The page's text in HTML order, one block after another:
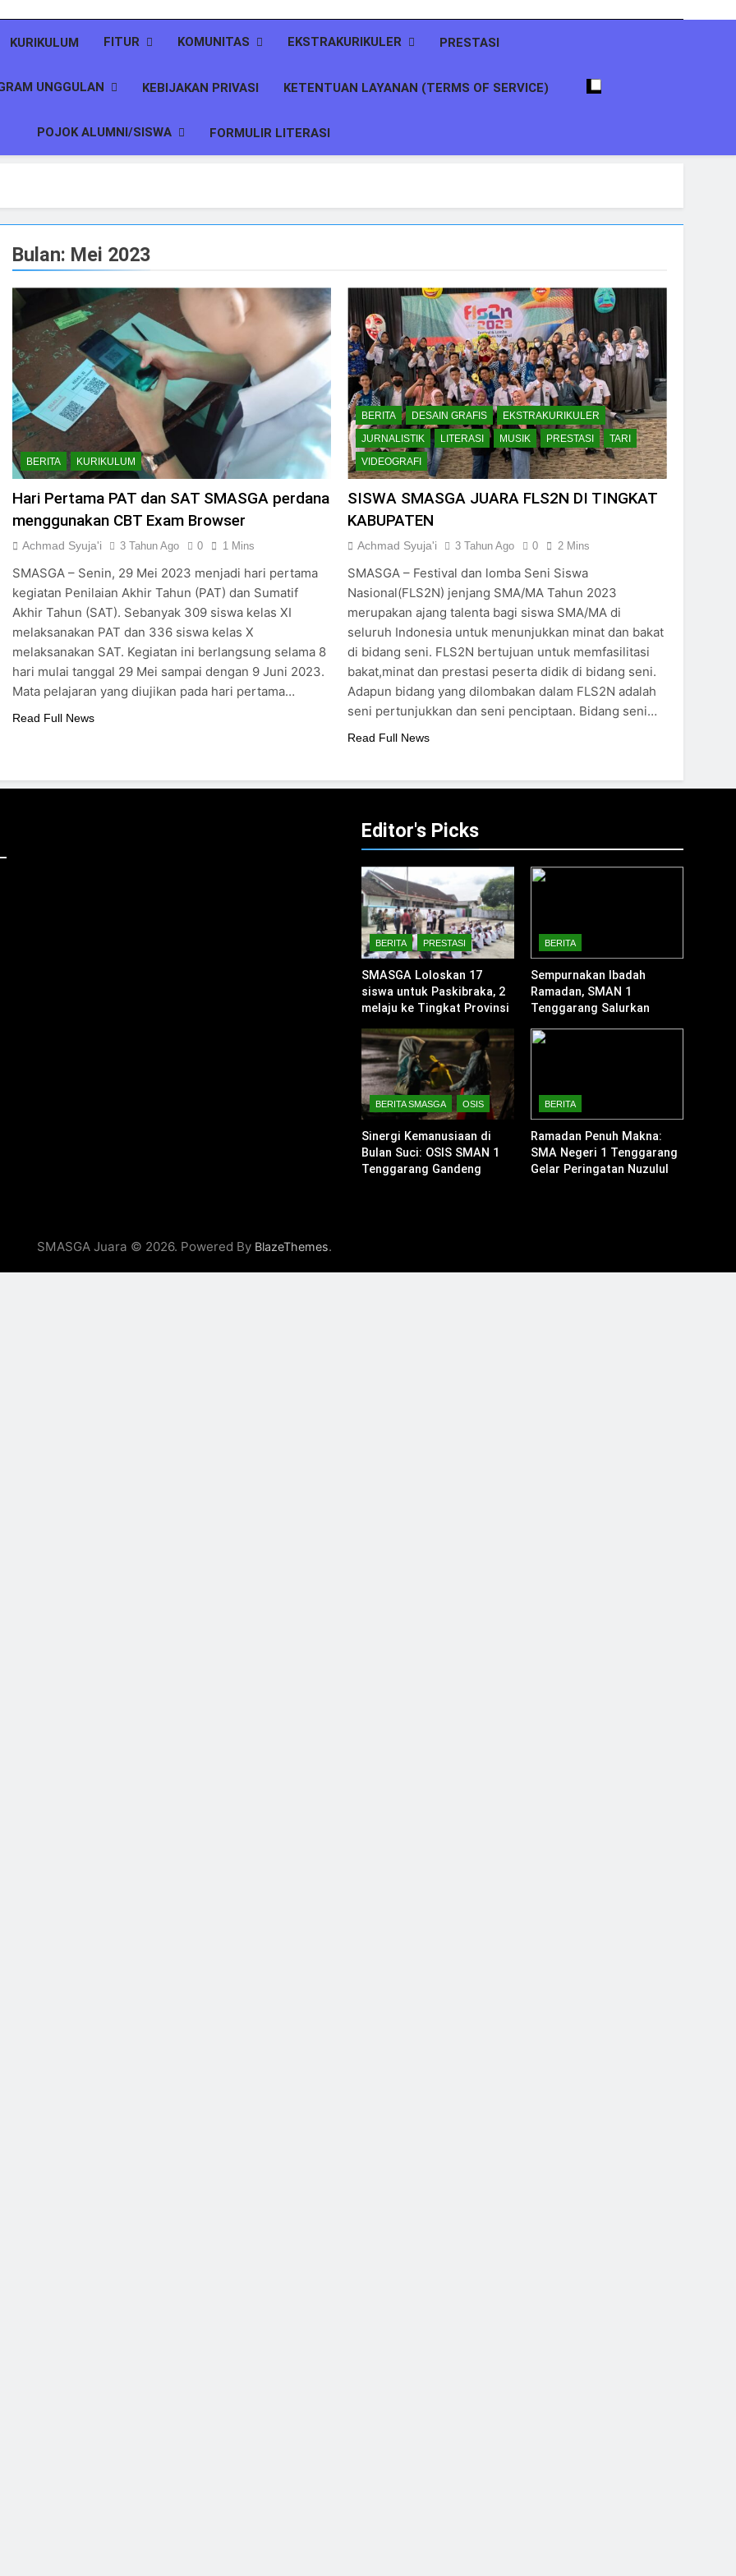
KURIKULUM FITUR KOMUNITAS EKSTRAKURIKULER PRESTASI
UNGGULAN KEBIJAKAN PRIVASI KETENTUAN LAYANAN (TERMS OF SERVICE)
POJOK ALUMNI/SISWA FORMULIR LITERASI
Bulan: Mei 2023
BERITA KURIKULUM
Hari Pertama PAT dan SAT SMASGA perdana
menggunakan CBT Exam Browser
Achmad Syuja'i 3 Tahun Ago 0 1 Mins
SMASGA – Senin, 29 Mei 2023 menjadi hari pertama
kegiatan Penilaian Akhir Tahun (PAT) dan Sumatif
Akhir Tahun (SAT). Sebanyak 309 siswa kelas XI
melaksanakan PAT dan 336 siswa kelas X
melaksanakan SAT. Kegiatan ini berlangsung selama 8
hari mulai tanggal 29 Mei sampai dengan 9 Juni 2023.
Mata pelajaran yang diujikan pada hari pertama…
Read Full News
BERITA DESAIN GRAFIS
EKSTRAKURIKULER
JURNALISTIK
LITERASI MUSIK PRESTASI
TARI
VIDEOGRAFI
SISWA SMASGA JUARA FLS2N DI TINGKAT
KABUPATEN
Achmad Syuja'i 3 Tahun Ago 0 2 Mins
SMASGA – Festival dan lomba Seni Siswa
Nasional(FLS2N) jenjang SMA/MA Tahun 2023
merupakan ajang talenta bagi siswa SMA/MA di
seluruh Indonesia untuk menunjukkan minat dan bakat
di bidang seni. FLS2N bertujuan untuk memfasilitasi
bakat,minat dan prestasi peserta didik di bidang seni.
Adapun bidang yang dilombakan dalam FLS2N adalah
seni pertunjukkan dan seni penciptaan. Bidang seni…
Read Full News
Editor's Picks
BERITA PRESTASI
SMASGA Loloskan 17
siswa untuk Paskibraka, 2
melaju ke Tingkat Provinsi
BERITA
Sempurnakan Ibadah
Ramadan, SMAN 1
Tenggarang Salurkan
Sekitar
BERITA SMASGA OSIS
Sinergi Kemanusiaan di
Bulan Suci: OSIS SMAN 1
Tenggarang Gandeng
BERITA
Ramadan Penuh Makna:
SMA Negeri 1 Tenggarang
Gelar Peringatan Nuzulul
SMASGA Juara © 2026. Powered By BlazeThemes.